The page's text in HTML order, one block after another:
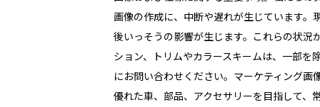
画像の作成に、中断や遅れが生じています
後いっそうの影響が生じます。これらの状
ション、トリムやカラースキームは、一部
にお問い合わせください。マーケティング
優れた車、部品、アクセサリーを目指して、